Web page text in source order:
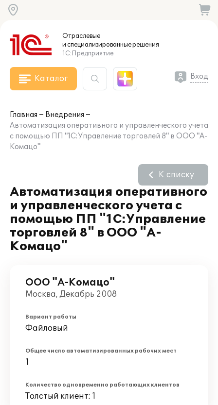
Отраслевые
и специализированныерешения
1С:Предприятие
Каталог Вход
Главная
Внедрения
Автоматизация оперативного и управленческого учета
с помощью ПП "1С:Управление торговлей 8" в ООО "А-
Комацо"
Автоматизация оперативного
и управленческого учета с
помощью ПП "1С:Управление
торговлей 8" в ООО "А-
Комацо"
К списку
ООО "А-Комацо"
Москва, Декабрь 2008
Вариант работы
Файловый
Общее число автоматизированных рабочих мест
1
Количество одновременно работающих клиентов
Толстый клиент: 1